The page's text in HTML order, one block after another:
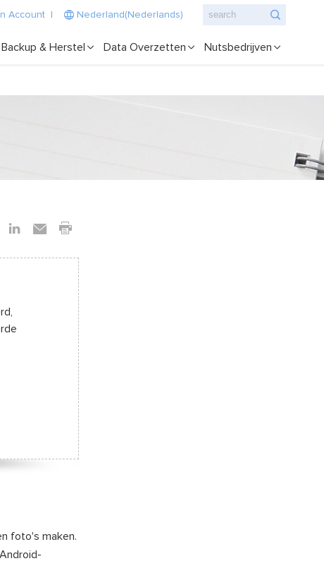
Account Nederland(Nederlands)
Backup & Herstel Data Overzetten Nutsbedrijven
foto's maken.